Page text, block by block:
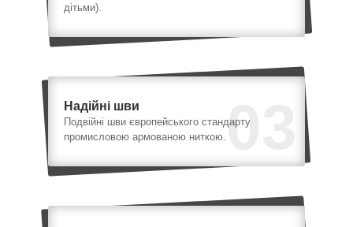
дітьми).
03
Надійні шви
Подвійні шви європейського стандарту
промисловою армованою ниткою.